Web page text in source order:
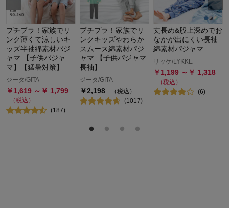
プチプラ！家族でリ
ンク薄くて涼しいキ
ッズ半袖綿素材パジ
ャマ 【子供パジャ
マ】【猛暑対策】
ジータ/GITA
￥1,619 ～￥ 1,799
（税込）
(187)
プチプラ！家族でリ
ンクキッズやわらか
スムース綿素材パジ
ャマ 【子供パジャマ
長袖】
ジータ/GITA
￥2,198
（税込）
(1017)
丈長め&股上深めでお
なかが出にくい長袖
綿素材パジャマ
リッケ/LYKKE
￥1,199 ～￥ 1,318
（税込）
(6)